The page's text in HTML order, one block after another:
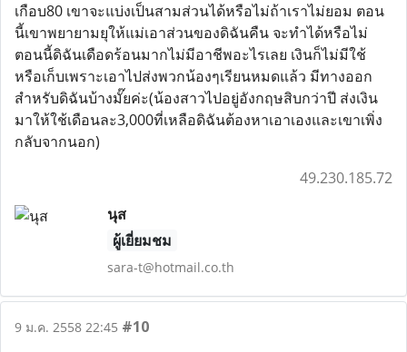
เกือบ80 เขาจะแบ่งเป็นสามส่วนได้หรือไม่ถ้าเราไม่ยอม ตอน
นี้เขาพยายามยุให้แม่เอาส่วนของดิฉันคืน จะทำได้หรือไม่
ตอนนี้ดิฉันเดือดร้อนมากไม่มีอาชีพอะไรเลย เงินก็ไม่มีใช้
หรือเก็บเพราะเอาไปส่งพวกน้องๆเรียนหมดแล้ว มีทางออก
สำหรับดิฉันบ้างมั๊ยค่ะ(น้องสาวไปอยู่อังกฤษสิบกว่าปี ส่งเงิน
มาให้ใช้เดือนละ3,000ที่เหลือดิฉันต้องหาเอาเองและเขาเพิ่ง
กลับจากนอก)
49.230.185.72
นุส
ผู้เยี่ยมชม
sara-t@hotmail.co.th
9 ม.ค. 2558 22:45 #10